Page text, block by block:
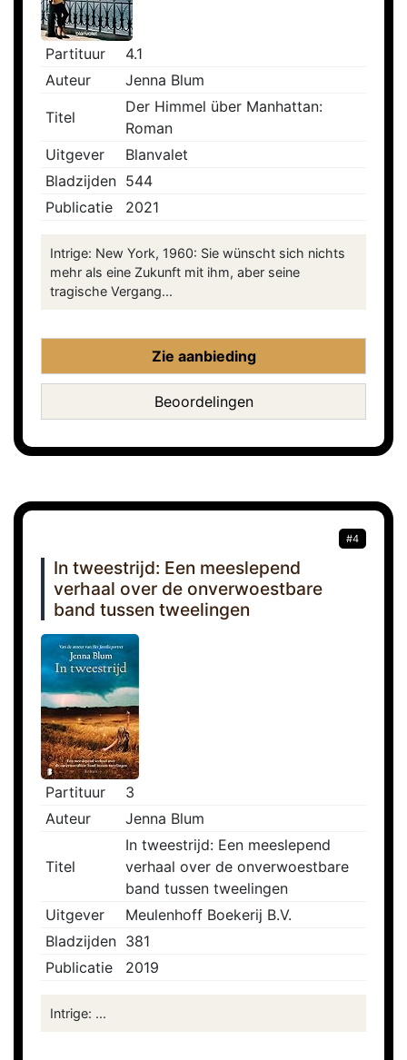
Partituur
4.1
Auteur
Jenna Blum
Titel
Der Himmel über Manhattan:
Roman
Uitgever
Blanvalet
Bladzijden 544
Publicatie
2021
Intrige: New York, 1960: Sie wünscht sich nichts
mehr als eine Zukunft mit ihm, aber seine
tragische Vergang...
Zie aanbieding
Beoordelingen
#4
In tweestrijd: Een meeslepend
verhaal over de onverwoestbare
band tussen tweelingen
Partituur
3
Auteur
Jenna Blum
Titel
In tweestrijd: Een meeslepend
verhaal over de onverwoestbare
band tussen tweelingen
Uitgever
Meulenhoff Boekerij B.V.
Bladzijden 381
Publicatie
2019
Intrige: ...